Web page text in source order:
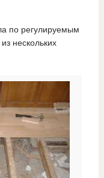
по регулируемым
нескольких